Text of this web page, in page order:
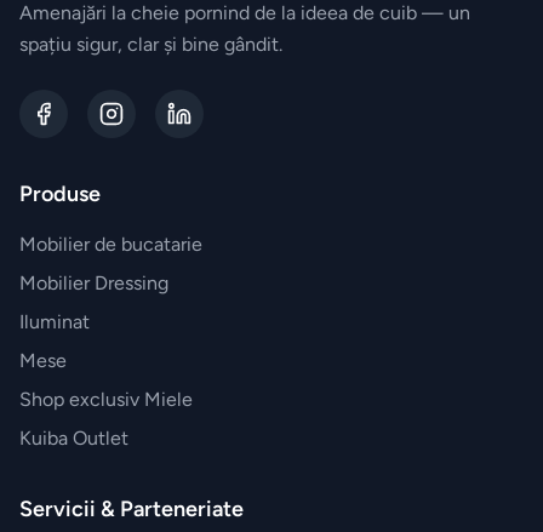
Amenajări la cheie pornind de la ideea de cuib — un
spațiu sigur, clar și bine gândit.
Produse
Mobilier de bucatarie
Mobilier Dressing
Iluminat
Mese
Shop exclusiv Miele
Kuiba Outlet
Servicii & Parteneriate